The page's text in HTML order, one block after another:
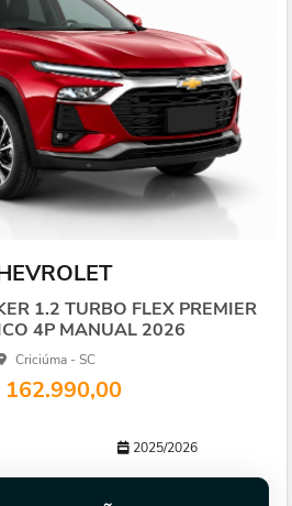
1.2 TURBO FLEX PREMIER
4P MANUAL 2026
Criciúma - SC
162.990,00
2025/2026